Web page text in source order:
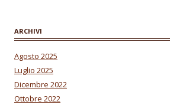
ARCHIVI
Agosto 2025
Luglio 2025
Dicembre 2022
Ottobre 2022